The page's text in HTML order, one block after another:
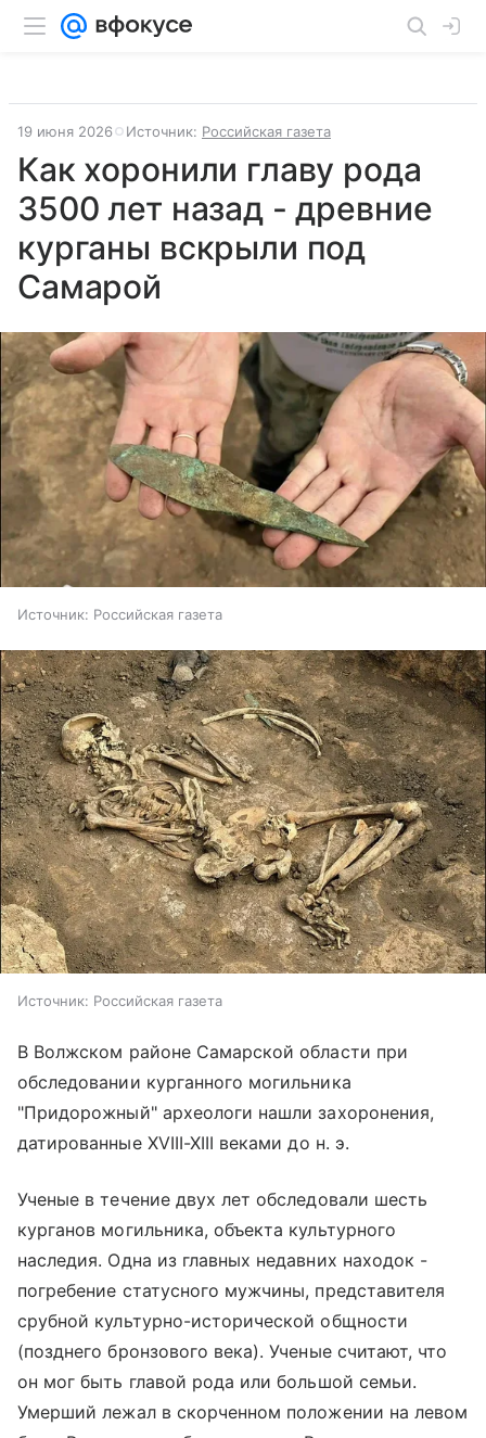
19 июня 2026 Источник: Российская газета
Как хоронили главу рода
3500 лет назад - древние
курганы вскрыли под
Самарой
Источник: Российская газета
Источник: Российская газета
В Волжском районе Самарской области при
обследовании курганного могильника
"Придорожный" археологи нашли захоронения,
датированные XVIII-XIII веками до н. э.
Ученые в течение двух лет обследовали шесть
курганов могильника, объекта культурного
наследия. Одна из главных недавних находок -
погребение статусного мужчины, представителя
срубной культурно-исторической общности
(позднего бронзового века). Ученые считают, что
он мог быть главой рода или большой семьи.
Умерший лежал в скорченном положении на левом